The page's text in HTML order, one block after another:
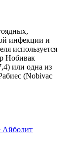
инфекции и
используется
Нобивак
или одна из
(Nobivac